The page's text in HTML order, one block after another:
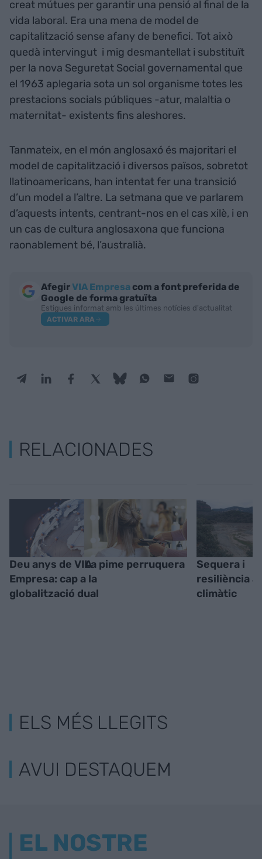
creat mútues per garantir una pensió al final de la
vida laboral. Era una mena de model de
capitalització sense afany de benefici. Tot això
quedà intervingut i mig desmantellat i substituït
per la nova Seguretat Social governamental que
el 1963 aplegaria sota un sol organisme totes les
prestacions socials públiques -atur, malaltia o
maternitat- existents fins aleshores.
Tanmateix, en el món anglosaxó és majoritari el
model de capitalització i diversos països, sobretot
llatinoamericans, han intentat fer una transició
d’un model a l’altre. La setmana que ve parlarem
d’aquests intents, centrant-nos en el cas xilè, i en
un cas de cultura anglosaxona que funciona
raonablement bé, l’australià.
AfegirVIA Empresa com a font preferida de
Google de forma gratuïta
Estigues informat amb les últimes notícies d'actualitat
ACTIVAR ARA
RELACIONADES
Deu anys de VIA
Empresa: cap a la
globalització dual
La pime perruquera
Sequera i
resiliència
climàtic
ELS MÉS LLEGITS
AVUI DESTAQUEM
EL NOSTRE